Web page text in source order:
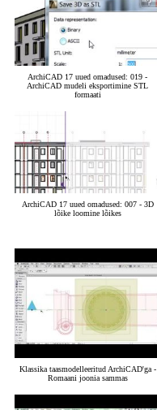
ArchiCAD 17 uued omadused: 019 -
ArchiCAD mudeli eksportimine STL
formaati
ArchiCAD 17 uued omadused: 007 - 3D
lõike loomine lõikes
Klassika taasmodelleeritud ArchiCAD'ga -
Romaani joonia sammas